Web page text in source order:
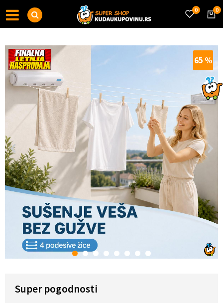
0
0
1 2 3 4 5 6 7 8
65 %
Super pogodnosti